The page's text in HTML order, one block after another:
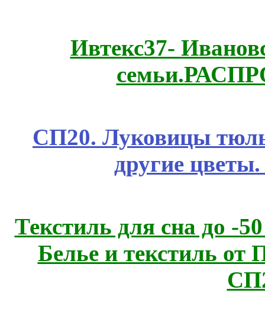
Ивтекс37-
СП20. Луковицы
другие
Текстиль для сна до
Белье и текстиль от